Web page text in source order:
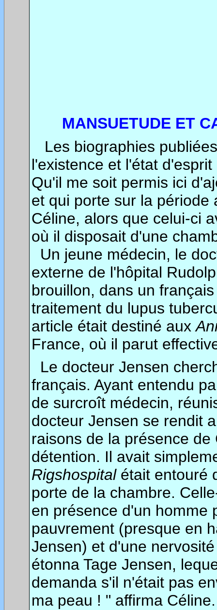
MANSUETUDE ET
Les biographies
l'existence et l'état
Qu'il me soit permis ici
et qui porte sur la période
Céline, alors que celui-ci
où il disposait d'une
Un jeune médecin, le
externe de l'hôpital
brouillon, dans un
traitement du lupus
article était destiné aux
France, où il parut
Le docteur Jensen
français. Ayant entendu
de surcroît médecin,
docteur Jensen se rendit
raisons de la présence
détention. Il avait
Rigshospital était entouré
porte de la chambre.
en présence d'un homme
pauvrement (presque en
Jensen) et d'une
étonna Tage Jensen,
demanda s'il n'était pas
ma peau ! " affirma Céline.